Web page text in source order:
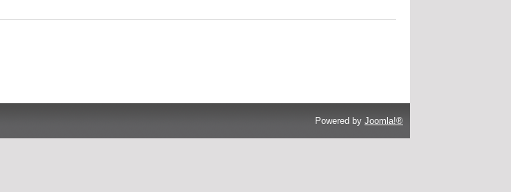
Powered by Joomla!®